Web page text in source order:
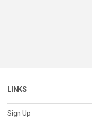
LINKS
Sign Up